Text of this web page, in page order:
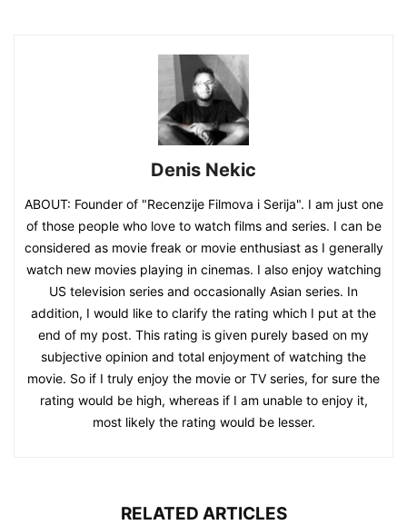
Denis Nekic
ABOUT: Founder of "Recenzije Filmova i Serija". I am just one
of those people who love to watch films and series. I can be
considered as movie freak or movie enthusiast as I generally
watch new movies playing in cinemas. I also enjoy watching
US television series and occasionally Asian series. In
addition, I would like to clarify the rating which I put at the
end of my post. This rating is given purely based on my
subjective opinion and total enjoyment of watching the
movie. So if I truly enjoy the movie or TV series, for sure the
rating would be high, whereas if I am unable to enjoy it,
most likely the rating would be lesser.
RELATED ARTICLES